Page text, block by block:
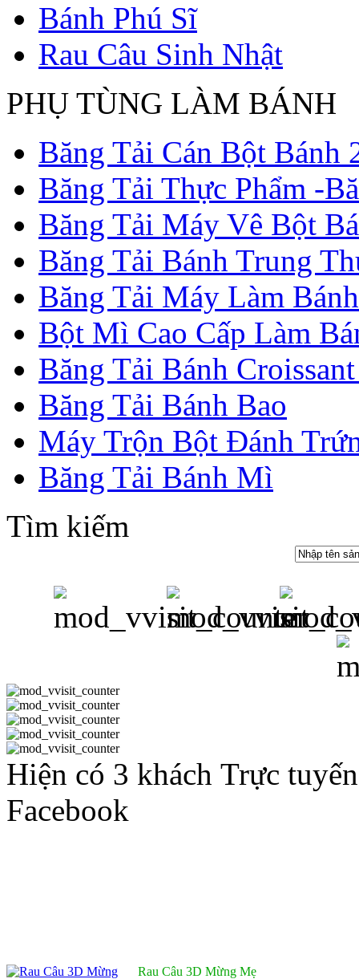
Bánh Phú Sĩ
Rau Câu Sinh Nhật
PHỤ TÙNG LÀM BÁNH
Băng Tải Cán Bột Bánh
Băng Tải Thực Phẩm -
Băng Tải Máy Vê Bột
Băng Tải Bánh Trung
Băng Tải Máy Làm
Bột Mì Cao Cấp Làm
Băng Tải Bánh
Băng Tải Bánh Bao
Máy Trộn Bột Đánh
Băng Tải Bánh Mì
Tìm kiếm
Hiện có 3 khách Trực tuyến
Facebook
Rau Câu 3D Mừng Mẹ